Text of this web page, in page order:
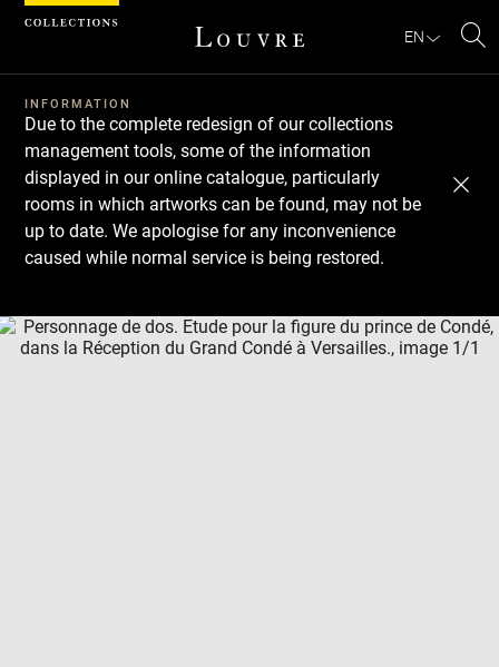
EN
INFORMATION
Due to the complete redesign of our collections
management tools, some of the information
displayed in our online catalogue, particularly
rooms in which artworks can be found, may not be
up to date. We apologise for any inconvenience
caused while normal service is being restored.
Download
Next
Previous
Cookies management panel